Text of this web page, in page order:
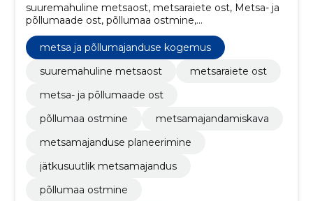
suuremahuline metsaost, metsaraiete ost, Metsa- ja
põllumaade ost, põllumaa ostmine,
metsamajandamiskava, metsamajanduse
planeerimine, jätkusuutlik metsamajandus, põllumaa
ostmine, metsa ostmise teenused, raie omandamine
metsa ja põllumajanduse kogemus
suuremahuline metsaost
metsaraiete ost
metsa- ja põllumaade ost
põllumaa ostmine
metsamajandamiskava
metsamajanduse planeerimine
jätkusuutlik metsamajandus
põllumaa ostmine